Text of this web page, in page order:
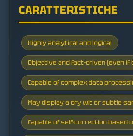
CARATTERISTICHE
Highly analytical and logical
Objective and fact-driven (even
Capable of complex data
May display a dry wit or subtle
Capable of self-correction based